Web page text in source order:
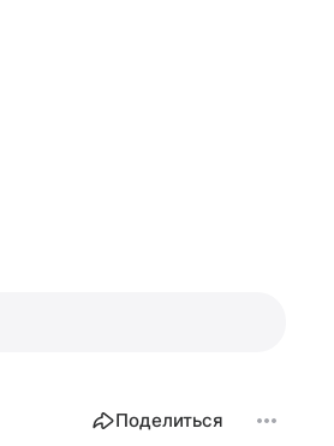
Поделиться